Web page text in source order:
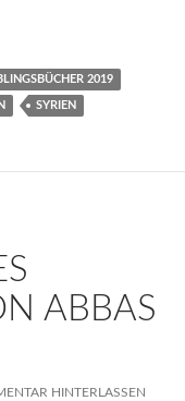
von Mustafa
2019
SYRIEN
ABBAS
HINTERLASSEN